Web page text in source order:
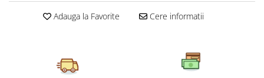
Seturi de artificii
Vulcani electrici
Kendama Special
Kendama Zen V3 Cupe Mari
Petreceri Animale
Petreceri Sportive
Adauga la Favorite Cere informatii